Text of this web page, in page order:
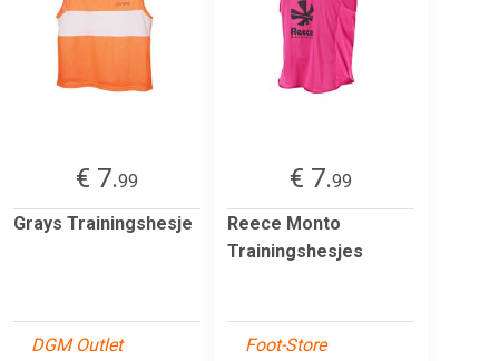
€ 7.99
Grays Trainingshesje
DGM Outlet
€ 7.99
Reece Monto
Trainingshesjes
Foot-Store